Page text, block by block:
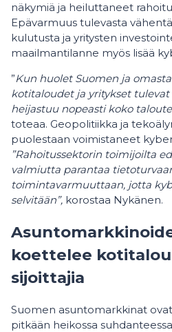
näkymiä ja heiluttaneet
Epävarmuus tulevasta
kulutusta ja yritysten
maailmantilanne myös lisää
”Kun huolet Suomen ja
kotitaloudet ja yritykset
heijastuu nopeasti koko
toteaa. Geopolitiikka ja
puolestaan voimistaneet
”Rahoitussektorin toimijoilta
valmiutta parantaa
toimintavarmuuttaan, jotta
selvitään”, korostaa Nykänen.
koettelee
sijoittajia
Suomen asuntomarkkinat
pitkään heikossa